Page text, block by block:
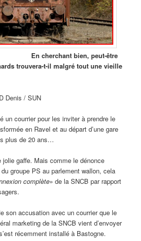
bien, peut-être
trouvera-t-il malgré tout une vieille
Denis / SUN
un courrier pour les inviter à prendre le
en Ravel et au départ d’une gare
plus de 20 ans…
gaffe. Mais comme le dénonce
groupe PS au parlement wallon, cela
complète» de la SNCB par rapport
son accusation avec un courrier que le
marketing de la SNCB vient d’envoyer
récemment installé à Bastogne.